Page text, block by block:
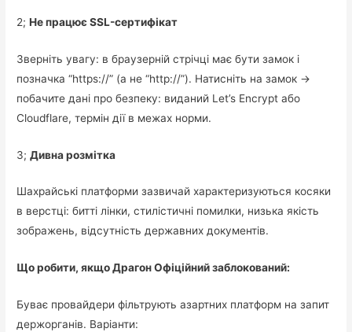
2;Не працює SSL-сертифікат
Зверніть увагу: в браузерній стрічці має бути замок і
позначка “https://” (а не “http://”). Натисніть на замок →
побачите дані про безпеку: виданий Let’s Encrypt або
Cloudflare, термін дії в межах норми.
3;Дивна розмітка
Шахрайські платформи зазвичай характеризуються косяки
в верстці: битті лінки, стилістичні помилки, низька якість
зображень, відсутність державних документів.
Що робити, якщо Драгон Офіційний заблокований:
Буває провайдери фільтрують азартних платформ на запит
держорганів. Варіанти: